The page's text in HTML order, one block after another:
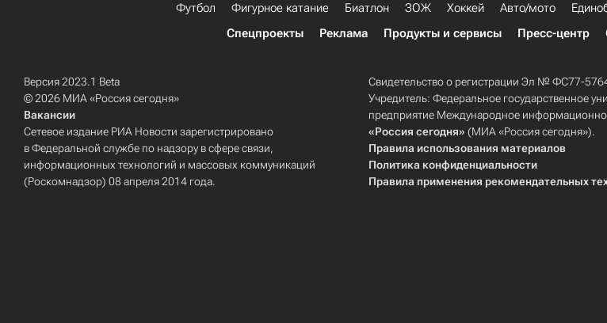
Футбол Фигурное катание Биатлон ЗОЖ Хоккей Авто/мото
Спецпроекты
Реклама Продукты и сервисы Пресс-центр
Версия 2023.1 Beta
© 2026 МИА «Россия сегодня»
Вакансии
Сетевое издание РИА Новости зарегистрировано
в Федеральной службе по надзору в сфере связи,
информационных технологий и массовых коммуникаций
(Роскомнадзор) 08 апреля 2014 года.
Свидетельство о регистрации Эл № ФС77-
Учредитель: Федеральное государственное
предприятие Международное
«Россия сегодня» (МИА «Россия сегодня»).
Правила использования материалов
Политика конфиденциальности
Правила применения рекомендательных